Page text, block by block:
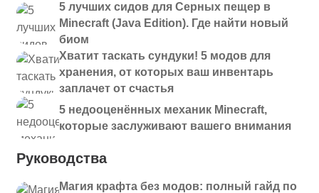
5 лучших сидов для Серных пещер в
Minecraft (Java Edition). Где найти новый
биом
Хватит таскать сундуки! 5 модов для
хранения, от которых ваш инвентарь
заплачет от счастья
5 недооценённых механик Minecraft,
которые заслуживают вашего внимания
Руководства
Магия крафта без модов: полный гайд по